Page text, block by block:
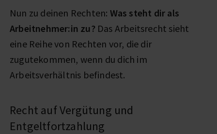
Nun zu deinen Rechten: Was steht dir als
Arbeitnehmer:in zu? Das Arbeitsrecht sieht
eine Reihe von Rechten vor, die dir
zugutekommen, wenn du dich im
Arbeitsverhältnis befindest.
Recht auf Vergütung und
Entgeltfortzahlung